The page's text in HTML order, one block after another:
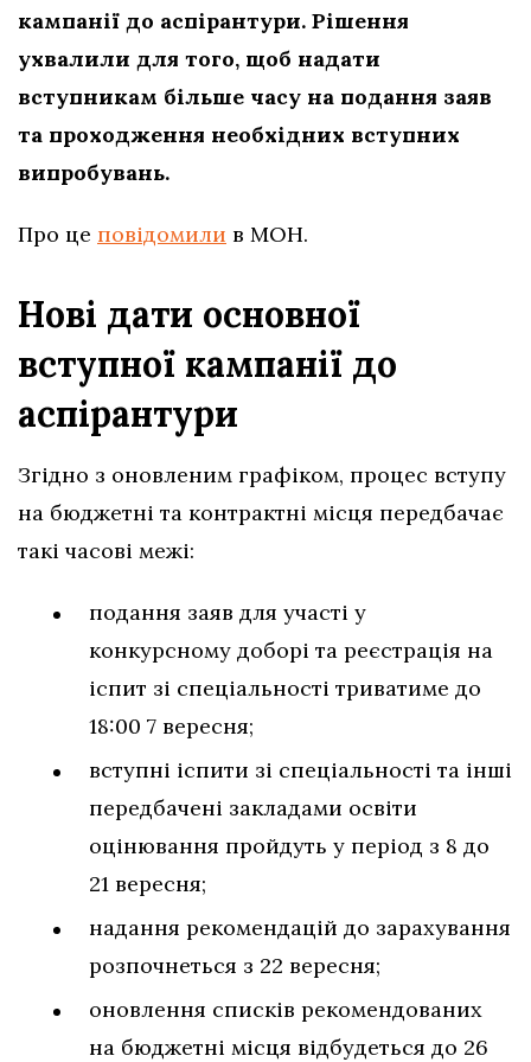
кампанії до аспірантури. Рішення
ухвалили для того, щоб надати
вступникам більше часу на подання заяв
та проходження необхідних вступних
випробувань.
Про це повідомили в МОН.
Нові дати основної
вступної кампанії до
аспірантури
Згідно з оновленим графіком, процес вступу
на бюджетні та контрактні місця передбачає
такі часові межі:
подання заяв для участі у
конкурсному доборі та реєстрація на
іспит зі спеціальності триватиме до
18:00 7 вересня;
вступні іспити зі спеціальності та інші
передбачені закладами освіти
оцінювання пройдуть у період з 8 до
21 вересня;
надання рекомендацій до зарахування
розпочнеться з 22 вересня;
оновлення списків рекомендованих
на бюджетні місця відбудеться до 26